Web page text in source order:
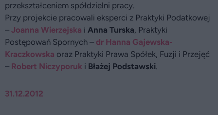
31.12.2012
przekształceniem spółdzielni pracy.
Przy projekcie pracowali eksperci z Praktyki Podatkowej
– Joanna Wierzejska i Anna Turska, Praktyki
Postępowań Spornych – dr Hanna Gajewska-
Kraczkowska oraz Praktyki Prawa Spółek, Fuzji i Przejęć
– Robert Niczyporuk i Błażej Podstawski.